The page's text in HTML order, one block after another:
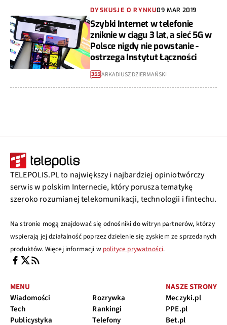
DYSKUSJE O RYNKU09 MAR 2019
Szybki Internet w telefonie
zniknie w ciągu 3 lat, a sieć 5G w
Polsce nigdy nie powstanie -
ostrzega Instytut Łączności
355ARKADIUSZ DZIERMAŃSKI
TELEPOLIS.PL to największy i najbardziej opiniotwórczy
serwis w polskim Internecie, który porusza tematykę
szeroko rozumianej telekomunikacji, technologii i fintechu.
Na stronie mogą znajdować się odnośniki do witryn partnerów, którzy
wspierają jej działalność poprzez dzielenie się zyskiem ze sprzedanych
produktów. Więcej informacji w polityce prywatności.
MENU
Wiadomości
Tech
Publicystyka
Rozrywka
Rankingi
Telefony
NASZE STRONY
Meczyki.pl
PPE.pl
Bet.pl